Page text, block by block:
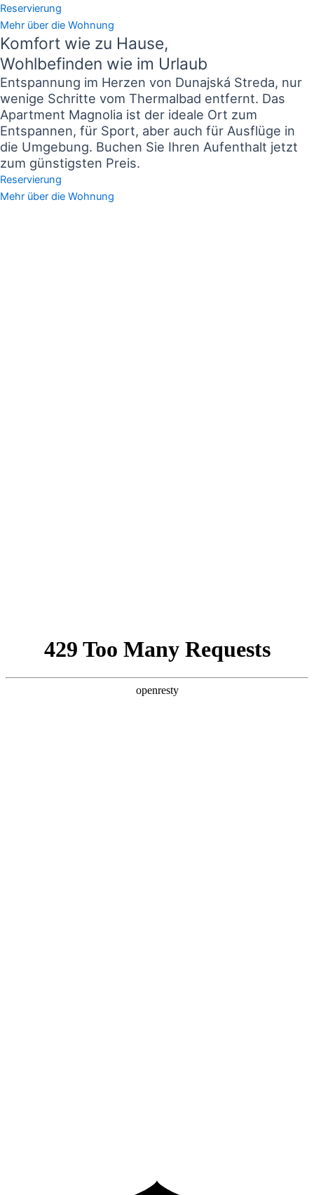
Reservierung
Mehr über die Wohnung
Komfort wie zu Hause,
Wohlbefinden wie im Urlaub
Entspannung im Herzen von Dunajská Streda, nur
wenige Schritte vom Thermalbad entfernt. Das
Apartment Magnolia ist der ideale Ort zum
Entspannen, für Sport, aber auch für Ausflüge in
die Umgebung. Buchen Sie Ihren Aufenthalt jetzt
zum günstigsten Preis.
Reservierung
Mehr über die Wohnung